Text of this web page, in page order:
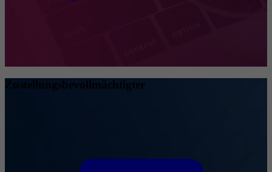
Zustellungsbevollmächtigter